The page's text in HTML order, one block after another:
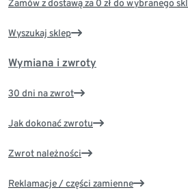
Zamów z dostawą za 0 zł do wybranego
Wyszukaj sklep
Wymiana i zwroty
30 dni na zwrot
Jak dokonać zwrotu
Zwrot należności
Reklamacje / części zamienne